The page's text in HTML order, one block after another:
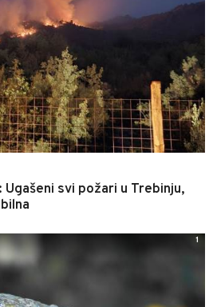
svi požari u Trebinju,
1